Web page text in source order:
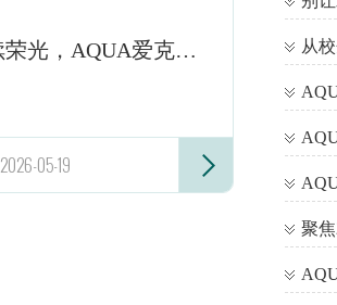
再续荣光，AQUA爱克泳池设备蝉联中海集团2026年度集采战略合作伙伴
2026-05-19